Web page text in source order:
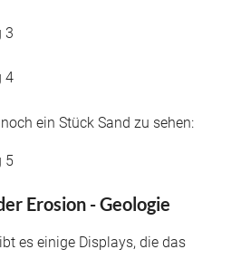
ein Stück Sand zu sehen:
Erosion - Geologie
es einige Displays, die das